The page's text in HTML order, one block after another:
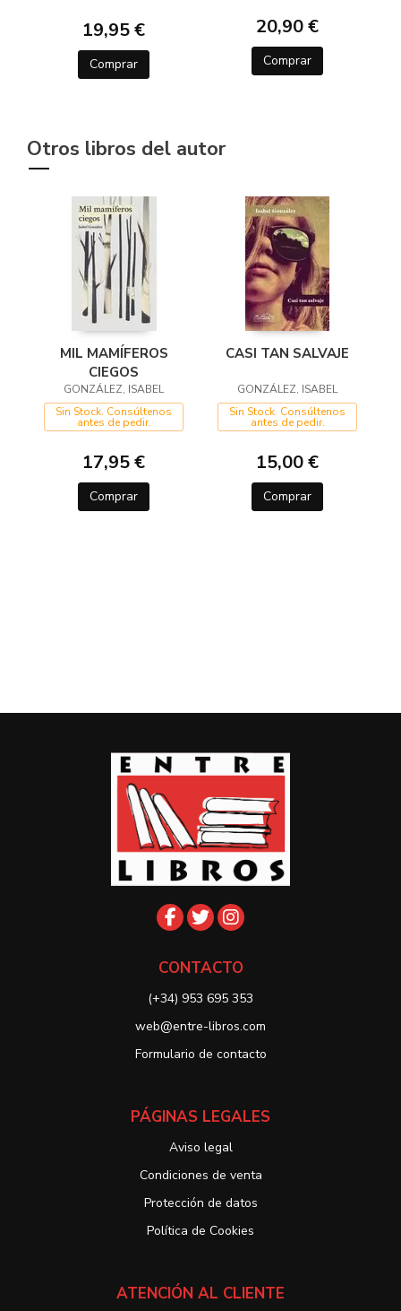
19,95 €
Comprar
20,90 €
Comprar
Otros libros del autor
MIL MAMÍFEROS
CIEGOS
GONZÁLEZ, ISABEL
Sin Stock. Consúltenos
antes de pedir.
17,95 €
Comprar
CASI TAN SALVAJE
GONZÁLEZ, ISABEL
Sin Stock. Consúltenos
antes de pedir.
15,00 €
Comprar
CONTACTO
(+34) 953 695 353
web@entre-libros.com
Formulario de contacto
PÁGINAS LEGALES
Aviso legal
Condiciones de venta
Protección de datos
Política de Cookies
ATENCIÓN AL CLIENTE